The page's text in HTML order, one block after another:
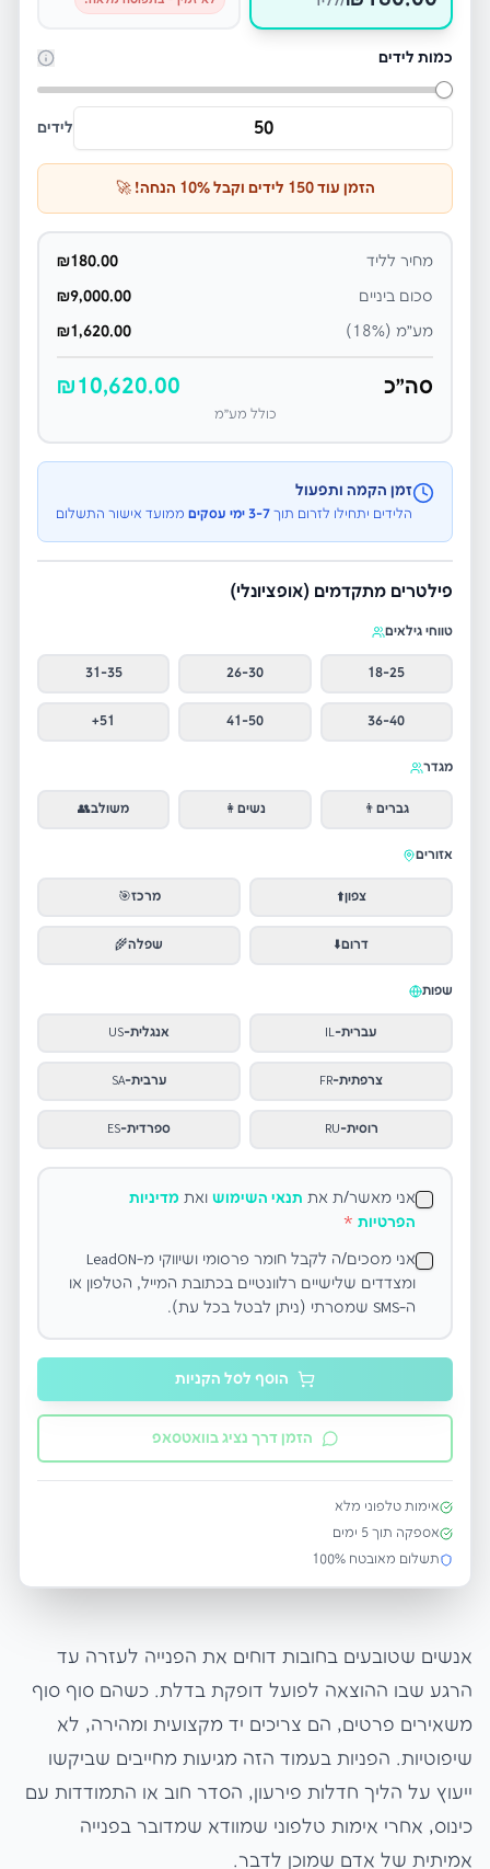
כמות לידים
לידים
הזמן עוד150 לידים וקבל 10% הנחה! 🚀
מחיר לליד ₪180.00
סכום ביניים ₪9,000.00
מע״מ (18%) ₪1,620.00
סה״כ ₪10,620.00
כולל מע״מ
זמן הקמה ותפעול
הלידים יתחילו לזרום תוך 3-7 ימי עסקים ממועד אישור התשלום
פילטרים מתקדמים (אופציונלי)
טווחי גילאים
18-25
26-30
31-35
36-40
41-50
51+
מגדר
גברים👨 נשים👩 משולב👥
אזורים
צפון⬆️ מרכז🎯
דרום⬇️ שפלה🌾
שפות
עברית-
IL אנגלית-
US
צרפתית-
FR ערבית-
SA
רוסית-
RU ספרדית-
ES
אני מאשר/ת את תנאי השימוש ואת מדיניות
הפרטיות *
אני מסכים/ה לקבל חומר פרסומי ושיווקי מ-LeadON
ומצדדים שלישיים רלוונטיים בכתובת המייל, הטלפון או
ה-SMS שמסרתי (ניתן לבטל בכל עת).
הוסף לסל הקניות
הזמן דרך נציג בוואטסאפ
אימות טלפוני מלא
אספקה תוך 5 ימים
תשלום מאובטח 100%
אנשים שטובעים בחובות דוחים את הפנייה לעזרה עד
הרגע שבו ההוצאה לפועל דופקת בדלת. כשהם סוף סוף
משאירים פרטים, הם צריכים יד מקצועית ומהירה, לא
שיפוטיות. הפניות בעמוד הזה מגיעות מחייבים שביקשו
ייעוץ על הליך חדלות פירעון, הסדר חוב או התמודדות עם
כינוס, אחרי אימות טלפוני שמוודא שמדובר בפנייה
אמיתית של אדם שמוכן לדבר.